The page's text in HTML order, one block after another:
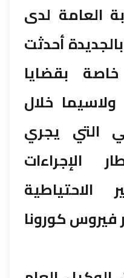
العامة لدى
أحدثت
بقضايا
خلال
التي يجري
الإجراءات
الاحتياطية
فيروس كورونا